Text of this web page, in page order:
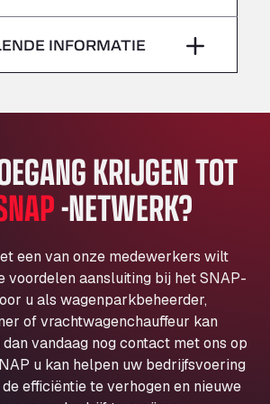
21, 3560
Wash
90, 6041
Pol. Ind. del Guadiel, 23210
Bassegoda, 4, 17700
31119
01207
PE12 8LT
85884
24, 68219
–
INFORMATIE
KRIJGEN TOT
-NETWERK?
een van onze medewerkers wilt
voordelen aansluiting bij het SNAP-
u als wagenparkbeheerder,
of vrachtwagenchauffeur kan
vandaag nog contact met ons op
u kan helpen uw bedrijfsvoering
efficiëntie te verhogen en nieuwe